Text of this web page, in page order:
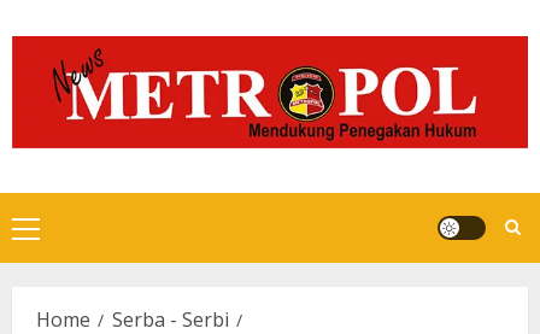
to
content
Primary
Menu
Home
Serba - Serbi